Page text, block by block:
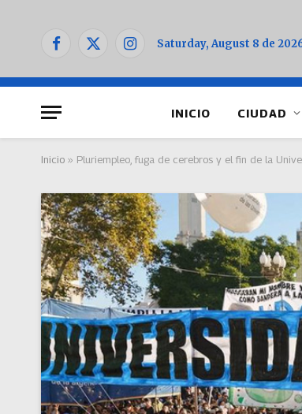
Facebook
X
InstagramSaturday, August 8 de
INICIO CIUDAD
Inicio » Pluriempleo, fuga de cerebros y el fin de la